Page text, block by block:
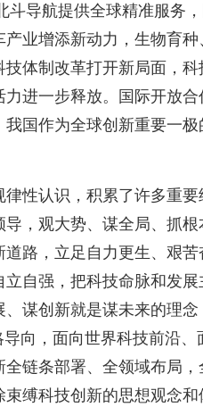
导航提供全球精准服务
业增添新动力，生物育
体制改革打开新局面，
进一步释放。国际开放
国作为全球创新重要一极
性认识，积累了许多重
，观大势、谋全局、抓
路，立足自力更生、艰
自强，把科技命脉和发展
谋创新就是谋未来的理
向，面向世界科技前沿
链条部署、全领域布局
缚科技创新的思想观念